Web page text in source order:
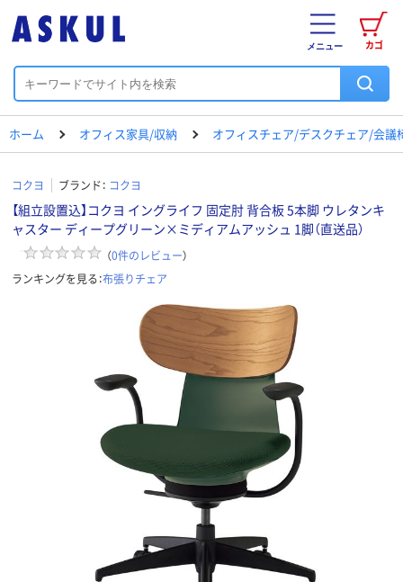
カゴ
メニュー
ホーム オフィス家具/収納 オフィスチェア/デスクチェア/会議
コクヨ ブランド： コクヨ
【組立設置込】コクヨ イングライフ 固定肘 背合板 5本脚 ウレタンキ
ャスター ディープグリーン×ミディアムアッシュ 1脚（直送品）
（0件のレビュー）
ランキングを見る：布張りチェア